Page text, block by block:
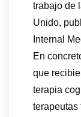
trabajo de
Unido,
Internal
En
que
terapia
terapeutas